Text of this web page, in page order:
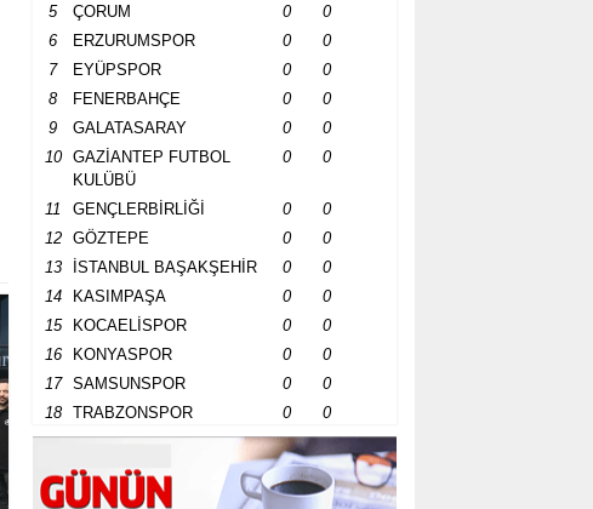
5
ÇORUM 0
0
6
ERZURUMSPOR 0
0
7
EYÜPSPOR 0
0
8
FENERBAHÇE 0
0
9
GALATASARAY 0
0
10
GAZİANTEP FUTBOL
KULÜBÜ
0 0
11 GENÇLERBİRLİĞİ 0
0
12
GÖZTEPE 0
0
13
İSTANBUL BAŞAKŞEHİR 0
0
14
KASIMPAŞA 0
0
15
KOCAELİSPOR 0
0
16
KONYASPOR 0
0
17
SAMSUNSPOR 0
0
18
TRABZONSPOR 0 0